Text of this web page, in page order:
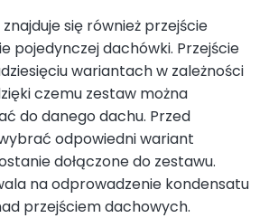
się również przejście
pojedynczej dachówki. Przejście
wariantach w zależności
czemu zestaw można
do danego dachu. Przed
odpowiedni wariant
dołączone do zestawu.
na odprowadzenie kondensatu
przejściem dachowych.